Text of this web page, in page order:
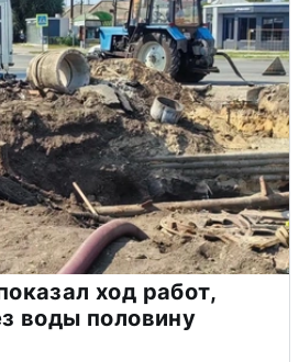
ход работ,
воды половину